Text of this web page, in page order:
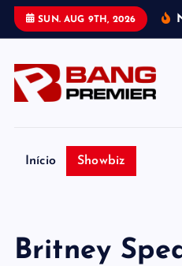
SUN. AUG 9TH, 2026
Início Showbiz
Britney